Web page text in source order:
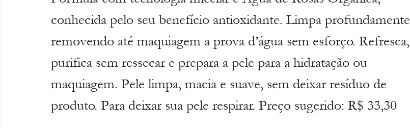
conhecida pelo seu benefício antioxidante. Limpa profundamente
removendo até maquiagem a prova d’água sem esforço. Refresca,
purifica sem ressecar e prepara a pele para a hidratação ou
maquiagem. Pele limpa, macia e suave, sem deixar resíduo de
produto. Para deixar sua pele respirar. Preço sugerido: R$ 33,30